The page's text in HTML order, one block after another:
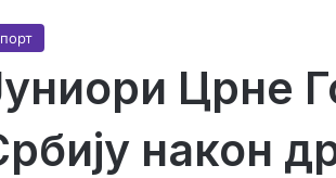
Црне
након